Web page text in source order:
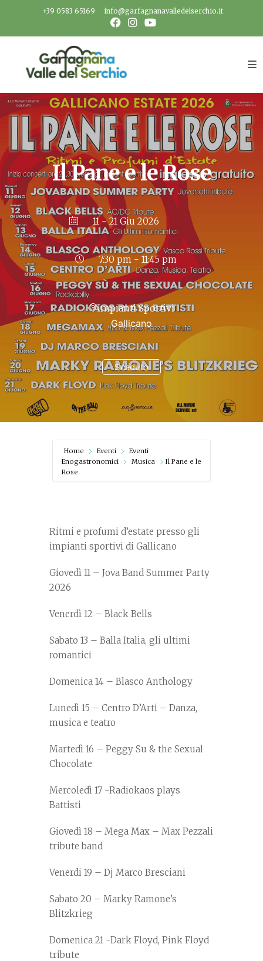
+39 0583 65169 info@garfagnanavalledelserchio.it
Il Pane e le Rose
11 - 21 Giu 2026
Scaduto
7:30 pm - 11:45 pm
Impianti Sportivi
Gallicano
Home Eventi
Eventi
Enogastronomici
Musica
Il Pane e le
Rose
Ritmi e profumi d’estate presso gli
impianti sportivi di Gallicano
Giovedì 11 – Jova Band Summer Party
2026
Venerdì 12 – Black Bells
Sabato 13 – Balla Italia, gli ultimi
romantici
Domenica 14 – Blasco Anthology
Lunedì 15 – Centro D’Arti – Danza,
musica e teatro
Martedì 16 – Peggy Su & the Sexual
Chocolate
Mercoledì 17 -Radiokaos plays
Battisti
Giovedì 18 – Mega Max – Max Pezzali
tribute band
Venerdi 19 – Dj Marco Bresciani
Sabato 20 – Marky Ramone’s
Blitzkrieg
Domenica 21 -Dark Floyd, Pink Floyd
tribute